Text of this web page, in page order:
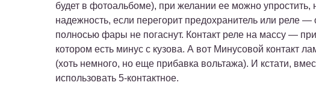
будет в фотоальбоме), при желании ее можно
надежность, если перегорит предохранитель или реле —
полносью фары не погаснут. Контакт реле на массу —
котором есть минус с кузова. А вот Минусовой контакт
(хоть немного, но еще прибавка вольтажа). И кстати,
использовать 5-контактное.